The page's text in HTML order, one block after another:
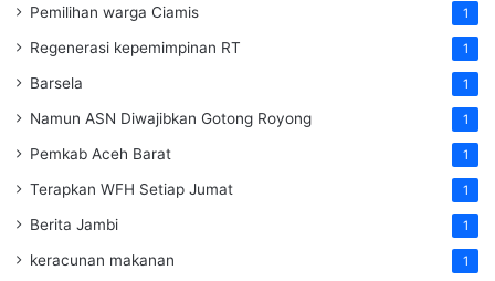
Pemilihan warga Ciamis 1
Regenerasi kepemimpinan RT 1
Barsela 1
Namun ASN Diwajibkan Gotong Royong 1
Pemkab Aceh Barat 1
Terapkan WFH Setiap Jumat 1
Berita Jambi 1
keracunan makanan 1